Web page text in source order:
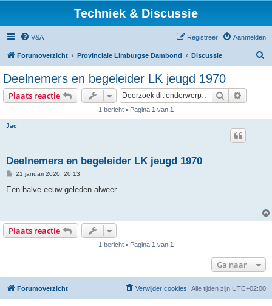
Techniek & Discussie
V&A Aanmelden
Registreer
Forumoverzicht Provinciale Limburgse Dambond Discussie
Deelnemers en begeleider LK jeugd 1970
Plaats reactie Zoek
1 bericht • Pagina 1 van 1
Jac
Deelnemers en begeleider LK jeugd 1970
B
r
21 januari 2020; 20:13
Een halve eeuw geleden alweer
Plaats reactie
1 bericht • Pagina 1 van 1
Ga naar
Forumoverzicht Alle tijden zijn UTC+02:00
Verwijder cookies